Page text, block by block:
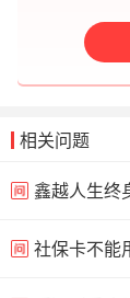
相关问题
鑫越人生终
社保卡不能